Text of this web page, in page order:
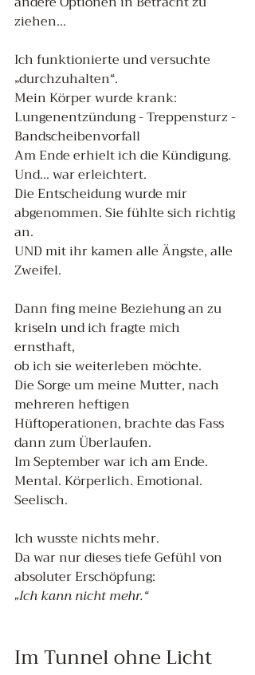
ziehen...
Ich funktionierte und versuchte
„durchzuhalten“.
Mein Körper wurde krank:
Lungenentzündung - Treppensturz -
Bandscheibenvorfall
Am Ende erhielt ich die Kündigung.
Und... war erleichtert.
Die Entscheidung wurde mir
abgenommen. Sie fühlte sich richtig
an.
UND mit ihr kamen alle Ängste, alle
Zweifel.
Dann fing meine Beziehung an zu
kriseln und ich fragte mich
ernsthaft,
ob ich sie weiterleben möchte.
Die Sorge um meine Mutter, nach
mehreren heftigen
Hüftoperationen, brachte das Fass
dann zum Überlaufen.
Im September war ich am Ende.
Mental. Körperlich. Emotional.
Seelisch.
Ich wusste nichts mehr.
Da war nur dieses tiefe Gefühl von
absoluter Erschöpfung:
„Ich kann nicht mehr.“
Im Tunnel ohne Licht